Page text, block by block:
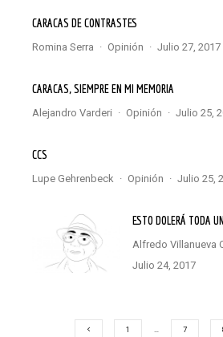
CARACAS DE CONTRASTES
Romina Serra · Opinión · julio 27, 2017
CARACAS, SIEMPRE EN MI MEMORIA
Alejandro Varderi · Opinión · julio 25,
CCS
Lupe Gehrenbeck · Opinión · julio 25,
ESTO DOLERÁ TODA
Alfredo Villanueva
julio 24, 2017
1 … 7